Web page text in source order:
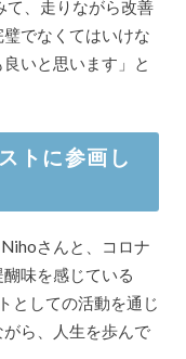
て、走りながら改善
でなくてはいけな
いと思います」と
トに参画し
さんと、コロナ
味を感じている
としての活動を通じ
ら、人生を歩んで